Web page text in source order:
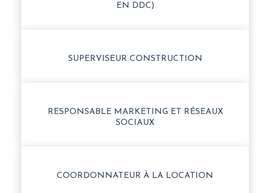
EN DDC)
SUPERVISEUR CONSTRUCTION
RESPONSABLE MARKETING ET RÉSEAUX
SOCIAUX
COORDONNATEUR À LA LOCATION